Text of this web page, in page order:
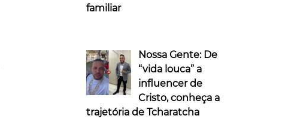
familiar
Nossa Gente: De
“vida louca” a
influencer de
Cristo, conheça a
trajetória de Tcharatcha